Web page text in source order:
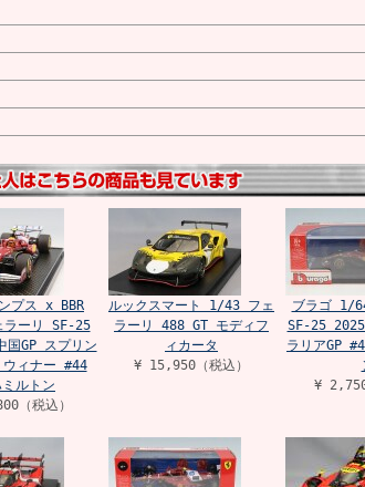
プス x BBR
ーリ SF-25
GP スプリン
ウィナー #44
ルトン
（税込）
ルックスマート 1/43 フェ
ラーリ 488 GT モディフ
ィカータ
¥ 15,950（税込）
ブラゴ 1/
SF-25
ラリアGP
¥ 2,750